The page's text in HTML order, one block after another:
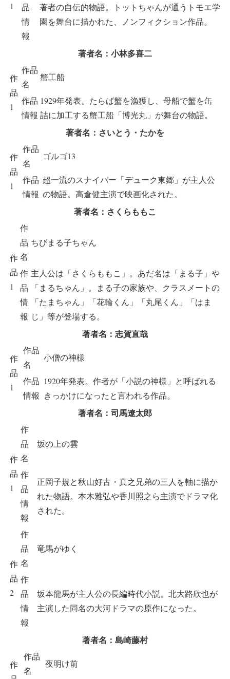
1
品
情
報
著者の自伝的物語。トットちゃんが通うトモエ学
園を舞台に描かれた、ノンフィクション作品。
著者名：小林多喜二
作
品
1
作品
名
蟹工船
作品
情報
1929年発表。たらば蟹を漁獲し、母船で蟹を缶
詰に加工する蟹工船「博光丸」が舞台の物語。
著者名：さいとう・たかを
作
品
1
作品
名
ゴルゴ13
作品
情報
超一流のスナイパー「デューク東郷」が主人公
の物語。高倉健主演で映画化された。
著者名：さくらももこ
作
品
1
作
品
名
ちびまる子ちゃん
作
品
情
報
主人公は「さくらももこ」。あだ名は「まる子」や
「まるちゃん」。まる子の家族や、クラスメートの
「たまちゃん」「花輪くん」「丸尾くん」「はま
じ」等が登場する。
著者名：志賀直哉
作
品
1
作品
名
小僧の神様
作品
情報
1920年発表。作者が「小説の神様」と呼ばれる
きっかけになったと言われる作品。
著者名：司馬遼太郎
作
品
1
作
品
名
坂の上の雲
作
品
情
報
正岡子規と秋山好古・真之兄弟の三人を軸に描か
れた物語。本木雅弘や香川照之ら主演でドラマ化
された。
作
品
2
作
品
名
竜馬がゆく
作
品
情
報
坂本龍馬が主人公の長編時代小説。北大路欣也が
主演した同名の大河ドラマの原作になった。
著者名：島崎藤村
作
作品
名
夜明け前